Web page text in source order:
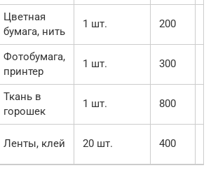
Цветная
бумага, нить
1 шт. 200
Фотобумага,
принтер
1 шт. 300
Ткань в
горошек
1 шт. 800
Ленты, клей 20 шт. 400